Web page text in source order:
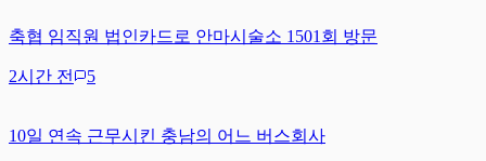
축협 임직원 법인카드로 안마시술소 1501회 방문
2시간 전 5
10일 연속 근무시킨 충남의 어느 버스회사